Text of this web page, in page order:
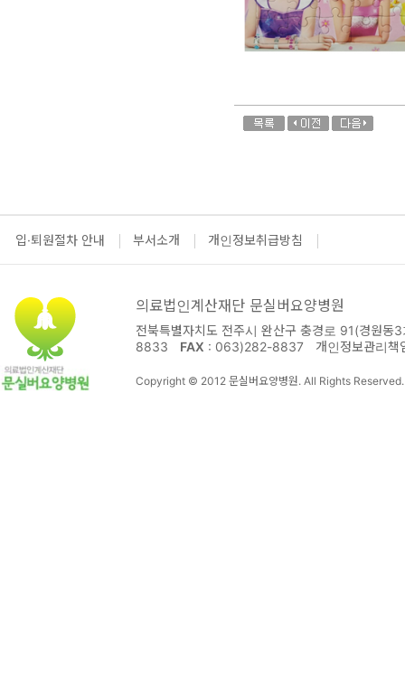
입·퇴원절차 안내 부서소개 개인정보취급방침
의료법인계산재단 문실버요양병원
전북특별자치도 전주시 완산구 충경로 91(경원동
8833
FAX : 063)282-8837 개인정보관리책
Copyright © 2012 문실버요양병원. All Rights Reserved.